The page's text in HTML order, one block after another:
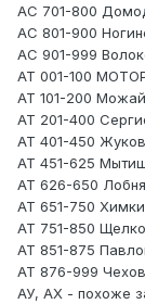
АС 701-800
АС 801-900
АС 901-999
АТ 001-100
АТ 101-200
АТ 201-400
АТ 401-450
АТ 451-625
АТ 626-650 Лобня
АТ 651-750
АТ 751-850
АТ 851-875
АТ 876-999
АУ, АХ - похоже